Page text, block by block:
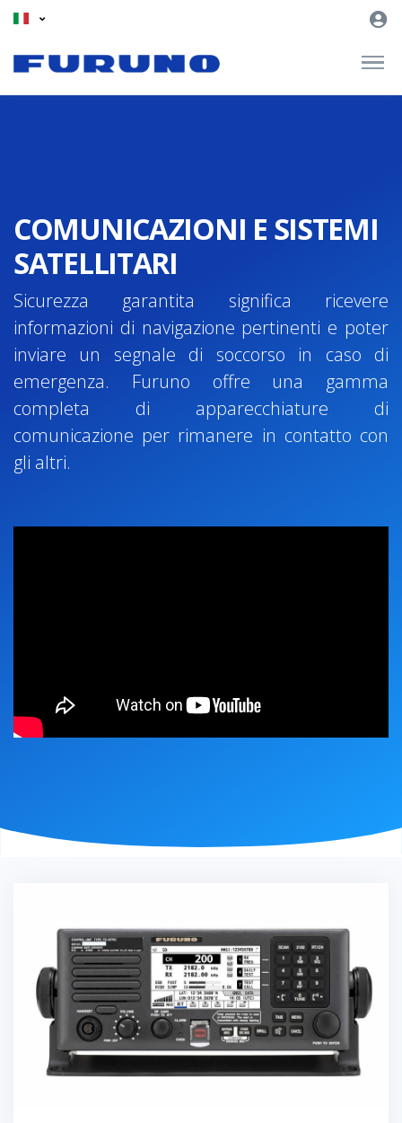
COMUNICAZIONI E SISTEMI
SATELLITARI
Sicurezza garantita significa ricevere
informazioni di navigazione pertinenti e poter
inviare un segnale di soccorso in caso di
emergenza. Furuno offre una gamma
completa di apparecchiature di
comunicazione per rimanere in contatto con
gli altri.